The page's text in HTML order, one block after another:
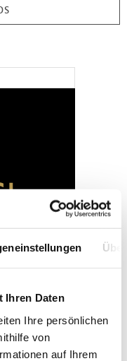
Ihren Daten
Ihre persönlichen
von
auf Ihrem